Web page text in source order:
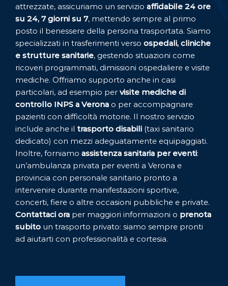
attrezzate, assicuriamo un servizio affidabile 24 ore
su 24, 7 giorni su 7, mettendo sempre al primo
posto il benessere della persona trasportata. Siamo
specializzati in trasferimenti verso ospedali, cliniche
e strutture sanitarie, gestendo situazioni come
ricoveri programmati, dimissioni ospedaliere e visite
mediche. Offriamo supporto anche in casi
particolari, ad esempio per visite mediche di
controllo INPS a Verona o per accompagnare
pazienti con difficoltà motorie. Il nostro servizio
include anche il trasporto disabili (taxi sanitario
dedicato) con mezzi adeguatamente equipaggiati.
Inoltre, forniamo assistenza sanitaria per eventi:
un’ambulanza privata per eventi a Verona e
provincia con personale sanitario pronto a
intervenire durante manifestazioni sportive,
concerti, fiere o altre occasioni pubbliche e private.
Contattaci ora per maggiori informazioni o prenota
subito un trasporto privato: siamo sempre pronti
ad aiutarti con professionalità e cortesia.